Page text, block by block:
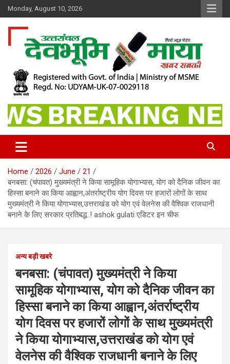
Skip
to
content
Monday, August 10, 2026
Dev Bhoomi Maya
Home 2026 June
21
बनबसा: (चंपावत) मुख्यमंत्री ने किया सामूहिक योगाभ्यास, योग को दैनिक जीवन का
हिस्सा बनाने का किया आह्वान,अंतर्राष्ट्रीय योग दिवस पर हजारों लोगों के साथ
मुख्यमंत्री ने किया योगाभ्यास,उत्तराखंड को योग एवं वेलनेस की वैश्विक राजधानी
बनाने के लिए सरकार प्रतिबद्ध..! ashok gulati एडिटर इन चीफ
अन्य बड़ी खबरे
बनबसा: (चंपावत) मुख्यमंत्री ने किया
सामूहिक योगाभ्यास, योग को दैनिक जीवन का
हिस्सा बनाने का किया आह्वान,अंतर्राष्ट्रीय
योग दिवस पर हजारों लोगों के साथ मुख्यमंत्री
ने किया योगाभ्यास,उत्तराखंड को योग एवं
वेलनेस की वैश्विक राजधानी बनाने के लिए